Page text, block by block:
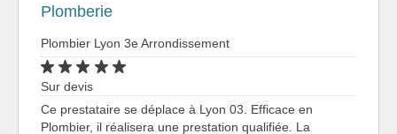
Plomberie
Plombier Lyon 3e Arrondissement
Sur devis
Ce prestataire se déplace à Lyon 03. Efficace en
Plombier, il réalisera une prestation qualifiée. La